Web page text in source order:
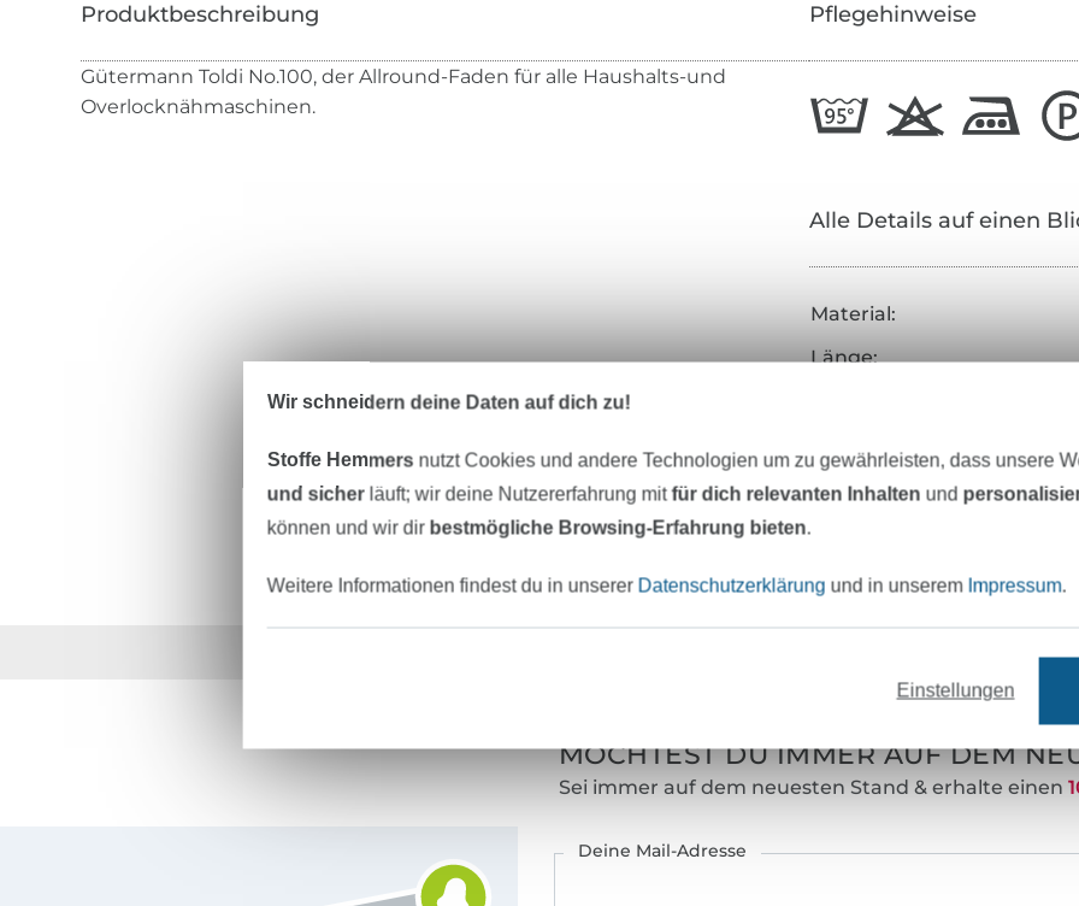
Gütermann Toldi No.100, der Allround-Faden für alle Haushalts-und
Overlocknähmaschinen.
Pflegehinweise
Alle Details auf einen
Material:
Länge:
Art.Nr.:
Hersteller-Kontaktdaten
Über 80000 zufriedene Kunden
MÖCHTEST DU IMMER AUF DEM
Sei immer auf dem neuesten Stand & erhalte einen
Deine Mail-Adresse
Wir schneidern deine Daten auf dich zu!
Stoffe Hemmers nutzt Cookies und andere Technologien um zu gewährleisten, dass unsere
und sicherläuft; wir deine Nutzererfahrung mitfür dich relevanten Inhalten und
können und wir dir bestmögliche Browsing-Erfahrung bieten.
Weitere Informationen findest du in unserer Datenschutzerklärung und in unserem Impressum.
Einstellungen